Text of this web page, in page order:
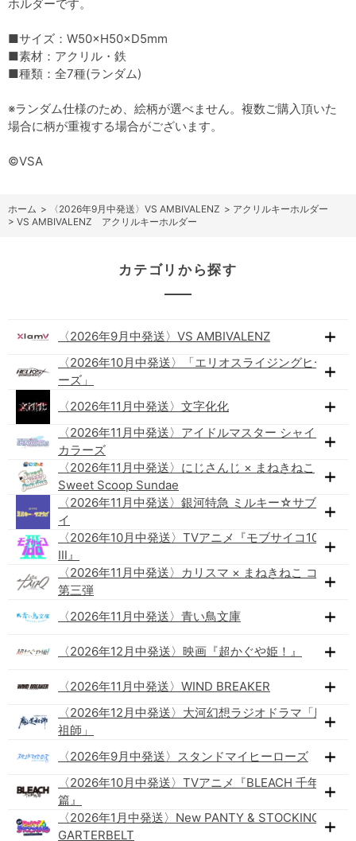
ホルダーです。
■サイズ：W50×H50×D5mm
■素材：アクリル・鉄
■種類：全7種(ランダム)
※ランダム仕様のため、絵柄が選べません。複数ご購入頂いた
場合に柄が重複する場合がございます。
©VSA
ホーム > 〈2026年9月中発送〉VS AMBIVALENZ > アクリルキーホルダー
> VS AMBIVALENZ アクリルキーホルダー
カテゴリから探す
〈2026年9月中発送〉VS AMBIVALENZ
〈2026年10月中発送〉「エリオスライジングヒーロ
ーズ」
〈2026年11月中発送〉文字化化
〈2026年11月中発送〉アイドルマスター シャイニー
カラーズ
〈2026年11月中発送〉にじさんじ × まねきねこ
Sweet Scoop Sundae
〈2026年11月中発送〉銀河特急 ミルキー☆サブウェ
イ
〈2026年10月中発送〉TVアニメ『モブサイコ100
Ⅲ』
〈2026年11月中発送〉カリスマ × まねきねこ コラボ
第三弾
〈2026年11月中発送〉青い鳥文庫
〈2026年12月中発送〉映画『超かぐや姫！』
〈2026年11月中発送〉WIND BREAKER
〈2026年12月中発送〉大河幻想ラジオドラマ「魔道
祖師」
〈2026年9月中発送〉スタンドマイヒーローズ
〈2026年10月中発送〉TVアニメ『BLEACH 千年血戦
篇』
〈2026年1月中発送〉New PANTY & STOCKING with
GARTERBELT